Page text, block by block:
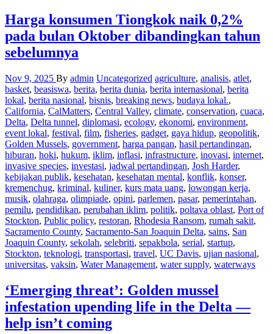
Harga konsumen Tiongkok naik 0,2%
pada bulan Oktober dibandingkan tahun
sebelumnya
Nov 9, 2025 By admin Uncategorized agriculture, analisis, atlet,
basket, beasiswa, berita, berita dunia, berita internasional, berita
lokal, berita nasional, bisnis, breaking news, budaya lokal.,
California, CalMatters, Central Valley, climate, conservation, cuaca,
Delta, Delta tunnel, diplomasi, ecology, ekonomi, environment,
event lokal, festival, film, fisheries, gadget, gaya hidup, geopolitik,
Golden Mussels, government, harga pangan, hasil pertandingan,
hiburan, hoki, hukum, iklim, inflasi, infrastructure, inovasi, internet,
invasive species, investasi, jadwal pertandingan, Josh Harder,
kebijakan publik, kesehatan, kesehatan mental, konflik, konser,
kremenchug, kriminal, kuliner, kurs mata uang, lowongan kerja,
musik, olahraga, olimpiade, opini, parlemen, pasar, pemerintahan,
pemilu, pendidikan, perubahan iklim, politik, poltava oblast, Port of
Stockton, Public policy, restoran, Rhodesia Ransom, rumah sakit,
Sacramento County, Sacramento-San Joaquin Delta, sains, San
Joaquin County, sekolah, selebriti, sepakbola, serial, startup,
Stockton, teknologi, transportasi, travel, UC Davis, ujian nasional,
universitas, vaksin, Water Management, water supply, waterways
‘Emerging threat’: Golden mussel
infestation upending life in the Delta —
help isn’t coming